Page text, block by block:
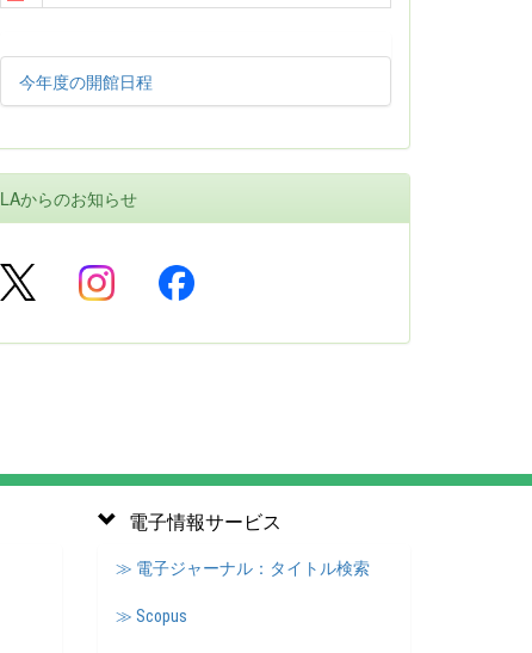
今年度の開館日程
LAからのお知らせ
電子情報サービス
≫ 電子ジャーナル：タイトル検索
≫ Scopus